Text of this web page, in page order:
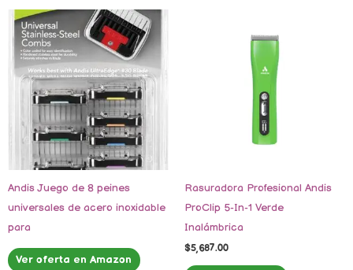
Andis Juego de 8 peines
universales de acero inoxidable
para
Ver oferta en Amazon
Rasuradora Profesional Andis
ProClip 5-In-1 Verde
Inalámbrica
$5,687.00